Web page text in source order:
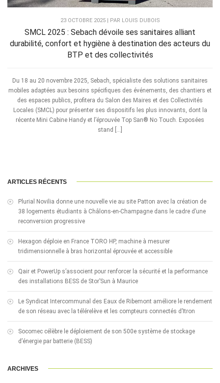
23 OCTOBRE 2025 | PAR LOUIS DUBOIS
SMCL 2025 : Sebach dévoile ses sanitaires alliant
durabilité, confort et hygiène à destination des acteurs du
BTP et des collectivités
Du 18 au 20 novembre 2025, Sebach, spécialiste des solutions sanitaires
mobiles adaptées aux besoins spécifiques des événements, des chantiers et
des espaces publics, profitera du Salon des Maires et des Collectivités
Locales (SMCL) pour présenter ses dispositifs les plus innovants, dont la
récente Mini Cabine Handy et l’éprouvée Top San® No Touch. Exposées
stand […]
ARTICLES RÉCENTS
Plurial Novilia donne une nouvelle vie au site Patton avec la création de
38 logements étudiants à Châlons-en-Champagne dans le cadre d’une
reconversion progressive
Hexagon déploie en France TORO HP, machine à mesurer
tridimensionnelle à bras horizontal éprouvée et accessible
Qair et PowerUp s’associent pour renforcer la sécurité et la performance
des installations BESS de Stor’Sun à Maurice
Le Syndicat Intercommunal des Eaux de Ribemont améliore le rendement
de son réseau avec la télérelève et les compteurs connectés d’Itron
Socomec célèbre le déploiement de son 500e système de stockage
d’énergie par batterie (BESS)
ARCHIVES